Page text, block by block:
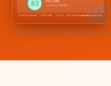
CemerlanTrust · rsud-cilegon.com